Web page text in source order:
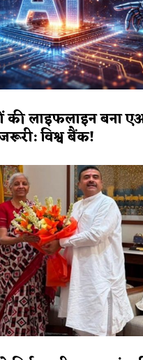
की लाइफलाइन बना
विश्व बैंक!